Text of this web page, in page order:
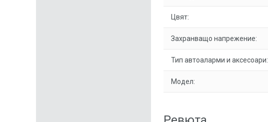
Цвят:
Захранващо напрежение:
Тип автоаларми и аксесоари:
Модел: